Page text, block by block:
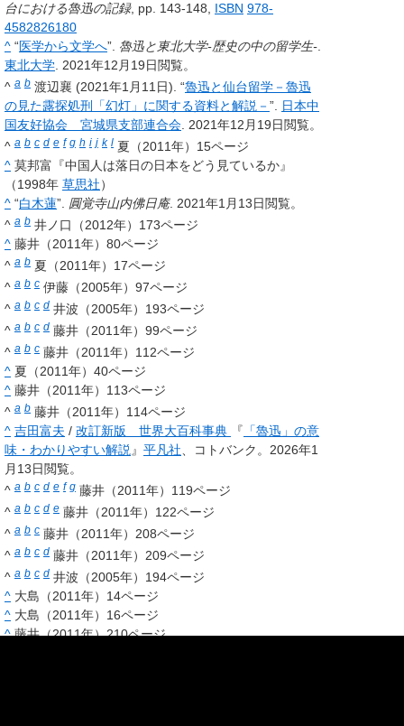
台における魯迅の記録, pp. 143-148, ISBN 978-
4582826180
^ “医学から文学へ”. 魯迅と東北大学-歴史の中の留学生-.
東北大学. 2021年12月19日閲覧。
^ a b 渡辺襄 (2021年1月11日). “魯迅と仙台留学－魯迅
の見た露探処刑「幻灯」に関する資料と解説－ ”. 日本中
国友好協会 宮城県支部連合会. 2021年12月19日閲覧。
^ a b c d e f g h i j k l 夏（2011年）15ページ
^ 莫邦富『中国人は落日の日本をどう見ているか』
（1998年 草思社）
^ “白木蓮”. 圓覚寺山内佛日庵. 2021年1月13日閲覧。
^ a b 井ノ口（2012年）173ページ
^ 藤井（2011年）80ページ
^ a b 夏（2011年）17ページ
^ a b c 伊藤（2005年）97ページ
^ a b c d 井波（2005年）193ページ
^ a b c d 藤井（2011年）99ページ
^ a b c 藤井（2011年）112ページ
^ 夏（2011年）40ページ
^ 藤井（2011年）113ページ
^ a b 藤井（2011年）114ページ
^ 吉田富夫 / 改訂新版 世界大百科事典 『 「魯迅」の意
味・わかりやすい解説』 平凡社、コトバンク。 2026年1
月13日閲覧。
^ a b c d e f g 藤井（2011年）119ページ
^ a b c d e 藤井（2011年）122ページ
^ a b c 藤井（2011年）208ページ
^ a b c d 藤井（2011年）209ページ
^ a b c d 井波（2005年）194ページ
^ 大島（2011年）14ページ
^ 大島（2011年）16ページ
^ 藤井（2011年）210ページ